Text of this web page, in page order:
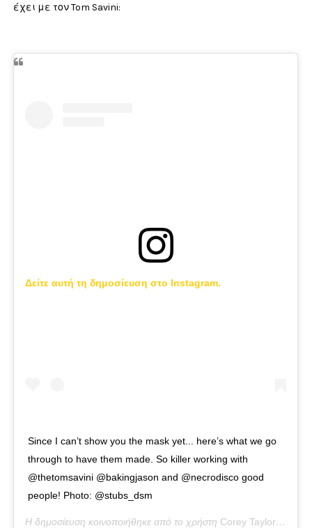
έχει με τον Tom Savini:
Δείτε αυτή τη δημοσίευση στο Instagram.
Since I can’t show you the mask yet... here’s what we go
through to have them made. So killer working with
@thetomsavini @bakingjason and @necrodisco good
people! Photo: @stubs_dsm
Η δημοσίευση κοινοποιήθηκε από το χρήστη Corey Taylor